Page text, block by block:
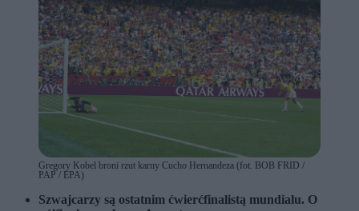
Gregory Kobel broni rzut karny Cucho Hernandeza (fot. BOB FRID /
PAP / EPA)
Szwajcarzy są ostatnim ćwierćfinalistą mundialu. O